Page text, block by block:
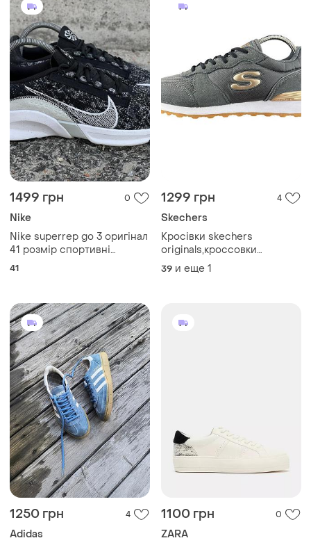
1499 грн 0
Nike
Nike superrep go 3 оригінал
41 розмір спортивні
кросівки nike
41
1299 грн 4
Skechers
Кросівки skechers
originals,кроссовки
оригинал, оригінал
39 и еще 1
1250 грн 4
Adidas
1100 грн 0
ZARA